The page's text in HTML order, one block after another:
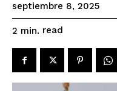
septiembre 8, 2025
2 min. read